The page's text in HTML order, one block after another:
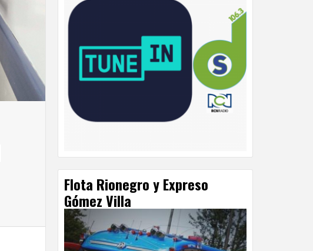
Flota Rionegro y Expreso
Gómez Villa